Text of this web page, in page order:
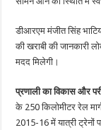
डीआरएम मंजीत सिंह
की खराबी की जानकारी
मदद मिलेगी।
प्रणाली का विकास और
के 250 किलोमीटर रेल
2015-16 में यात्री ट्रेनों